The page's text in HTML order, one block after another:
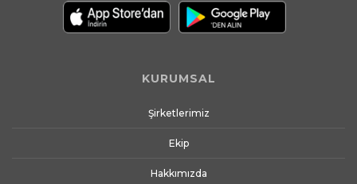
KURUMSAL
Şirketlerimiz
Ekip
Hakkımızda